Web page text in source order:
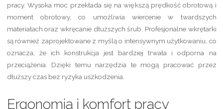
pracy. Wysoka moc przekłada się na większą prędkość obrotową i
moment obrotowy, co umożliwia wiercenie w twardszych
materiałach oraz wkręcanie dłuższych śrub. Profesjonalne wkrętarki
są również zaprojektowane z myślą o intensywnym użytkowaniu, co
oznacza, że ich konstrukcja jest bardziej trwała i odporna na
przeciążenia. Dzięki temu narzędzia te mogą pracować przez
dłuższy czas bez ryzyka uszkodzenia.
Ergonomia i komfort pracy